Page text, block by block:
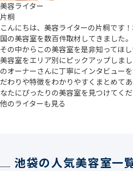
美容ライター
片桐
こんにちは、美容ライターの片桐です
国の美容室を数百件取材してきました。
その中からこの美容室を是非知ってほ
美容室をエリア別にピックアップしま
のオーナーさんに丁寧にインタビュー
だわりや特徴をわかりやすくまとめて
なたにぴったりの美容室を見つけてくだ
他のライターも見る
池袋の人気美容室一